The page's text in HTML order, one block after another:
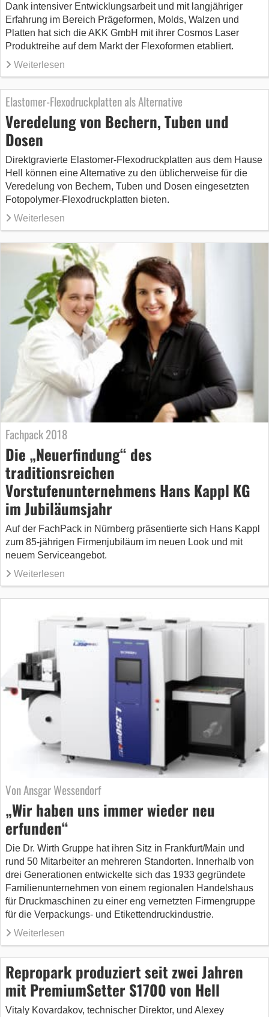
Dank intensiver Entwicklungsarbeit und mit langjähriger
Erfahrung im Bereich Prägeformen, Molds, Walzen und
Platten hat sich die AKK GmbH mit ihrer Cosmos Laser
Produktreihe auf dem Markt der Flexoformen etabliert.
Weiterlesen
Elastomer-Flexodruckplatten als Alternative
Veredelung von Bechern, Tuben und
Dosen
Direktgravierte Elastomer-Flexodruckplatten aus dem Hause
Hell können eine Alternative zu den üblicherweise für die
Veredelung von Bechern, Tuben und Dosen eingesetzten
Fotopolymer-Flexodruckplatten bieten.
Weiterlesen
Fachpack 2018
Die „Neuerfindung“ des
traditionsreichen
Vorstufenunternehmens Hans Kappl KG
im Jubiläumsjahr
Auf der FachPack in Nürnberg präsentierte sich Hans Kappl
zum 85-jährigen Firmenjubiläum im neuen Look und mit
neuem Serviceangebot.
Weiterlesen
Von Ansgar Wessendorf
„Wir haben uns immer wieder neu
erfunden“
Die Dr. Wirth Gruppe hat ihren Sitz in Frankfurt/Main und
rund 50 Mitarbeiter an mehreren Standorten. Innerhalb von
drei Generationen entwickelte sich das 1933 gegründete
Familienunternehmen von einem regionalen Handelshaus
für Druckmaschinen zu einer eng vernetzten Firmengruppe
für die Verpackungs- und Etikettendruckindustrie.
Weiterlesen
Repropark produziert seit zwei Jahren
mit PremiumSetter S1700 von Hell
Vitaly Kovardakov, technischer Direktor, und Alexey